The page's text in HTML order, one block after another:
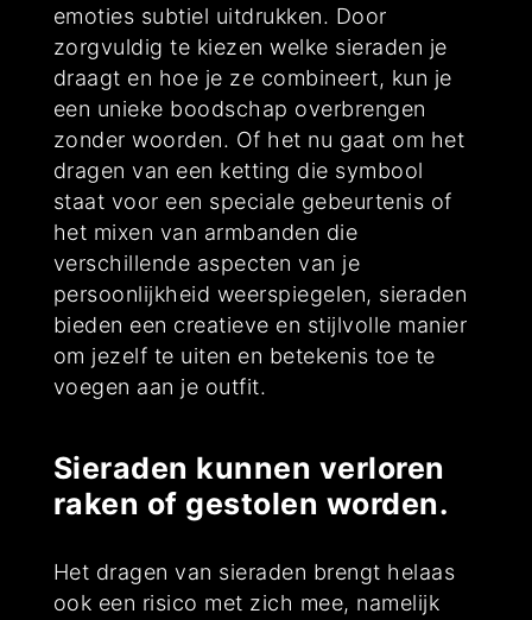
emoties subtiel uitdrukken. Door
zorgvuldig te kiezen welke sieraden je
draagt en hoe je ze combineert, kun je
een unieke boodschap overbrengen
zonder woorden. Of het nu gaat om het
dragen van een ketting die symbool
staat voor een speciale gebeurtenis of
het mixen van armbanden die
verschillende aspecten van je
persoonlijkheid weerspiegelen, sieraden
bieden een creatieve en stijlvolle manier
om jezelf te uiten en betekenis toe te
voegen aan je outfit.
Sieraden kunnen verloren
raken of gestolen worden.
Het dragen van sieraden brengt helaas
ook een risico met zich mee, namelijk